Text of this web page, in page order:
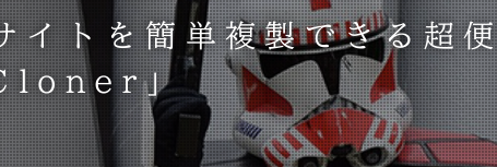
トを簡単複製できる超
」